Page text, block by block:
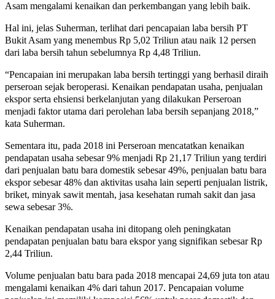
Asam mengalami kenaikan dan perkembangan yang lebih baik.
Hal ini, jelas Suherman, terlihat dari pencapaian laba bersih PT
Bukit Asam yang menembus Rp 5,02 Triliun atau naik 12 persen
dari laba bersih tahun sebelumnya Rp 4,48 Triliun.
“Pencapaian ini merupakan laba bersih tertinggi yang berhasil diraih
perseroan sejak beroperasi. Kenaikan pendapatan usaha, penjualan
ekspor serta ehsiensi berkelanjutan yang dilakukan Perseroan
menjadi faktor utama dari perolehan laba bersih sepanjang 2018,”
kata Suherman.
Sementara itu, pada 2018 ini Perseroan mencatatkan kenaikan
pendapatan usaha sebesar 9% menjadi Rp 21,17 Triliun yang terdiri
dari penjualan batu bara domestik sebesar 49%, penjualan batu bara
ekspor sebesar 48% dan aktivitas usaha lain seperti penjualan listrik,
briket, minyak sawit mentah, jasa kesehatan rumah sakit dan jasa
sewa sebesar 3%.
Kenaikan pendapatan usaha ini ditopang oleh peningkatan
pendapatan penjualan batu bara ekspor yang signifikan sebesar Rp
2,44 Triliun.
Volume penjualan batu bara pada 2018 mencapai 24,69 juta ton atau
mengalami kenaikan 4% dari tahun 2017. Pencapaian volume